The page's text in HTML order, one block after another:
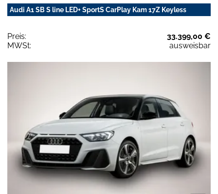
Audi A1 SB S line LED+ SportS CarPlay Kam 17Z Keyless
Preis:
33.399,00 €
MWSt:
ausweisbar